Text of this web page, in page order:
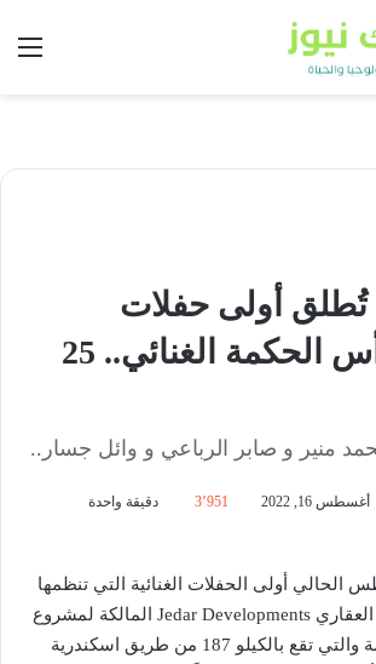
أولى حفلات
مهرجان رأس الحكمة الغنائي.. 25
منير و صابر الرباعي و وائل جسار..
أغسطس 16, 2022 3٬951 دقيقة واحدة
25 اغسطس الحالي أولى الحفلات الغنائية التي تنظمها
شركة جدار للتطوير العقاري Jedar Developments المالكة لمشروع
سي فيو رأس الحكمة والتي تقع بالكيلو 187 من طريق اسكندرية